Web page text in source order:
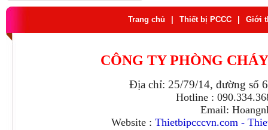
Trang chủ Thiết bị PCCC Giới
CÔNG TY PHÒNG
Địa chỉ: 25/79/14, đường số
Hotline :
Email:
Website : Thietbipcccvn.com -